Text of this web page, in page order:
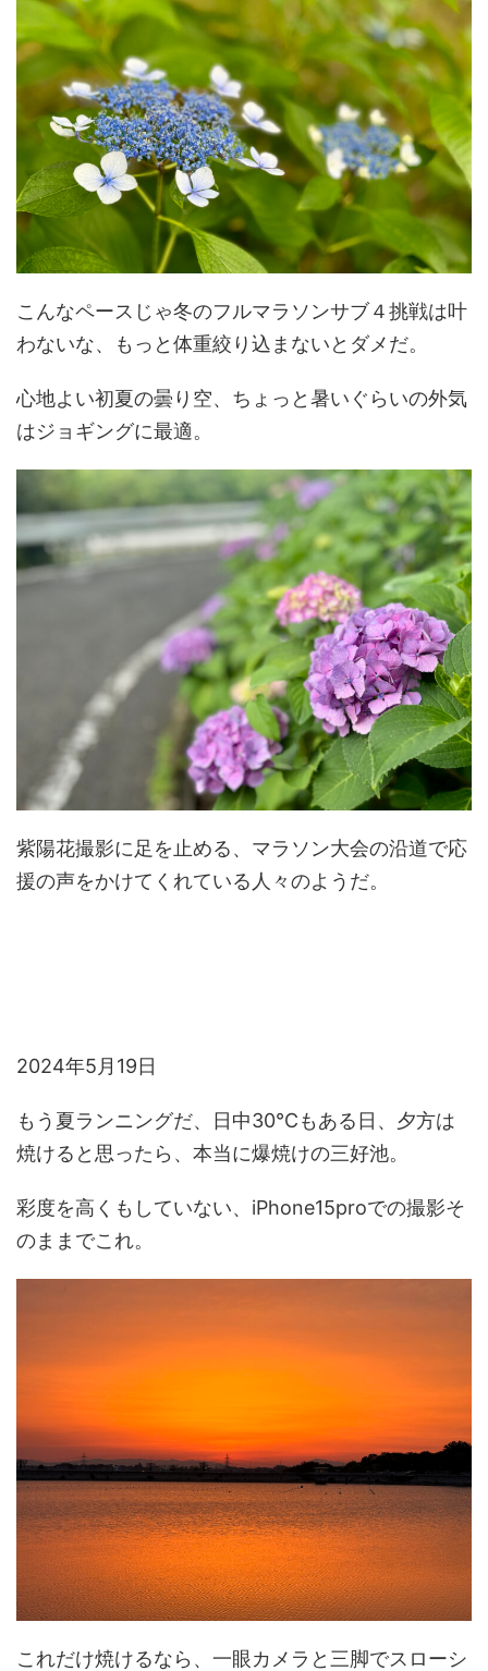
こんなペースじゃ冬のフルマラソンサブ４挑戦は叶
わないな、もっと体重絞り込まないとダメだ。
心地よい初夏の曇り空、ちょっと暑いぐらいの外気
はジョギングに最適。
紫陽花撮影に足を止める、マラソン大会の沿道で応
援の声をかけてくれている人々のようだ。
2024年5月19日
もう夏ランニングだ、日中30℃もある日、夕方は
焼けると思ったら、本当に爆焼けの三好池。
彩度を高くもしていない、iPhone15proでの撮影そ
のままでこれ。
これだけ焼けるなら、一眼カメラと三脚でスローシ